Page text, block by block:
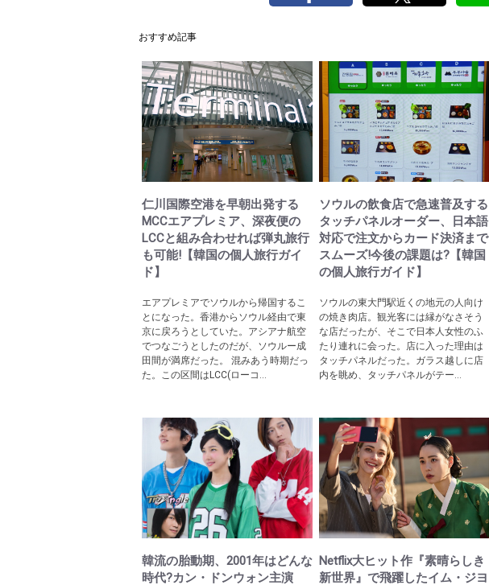
おすすめ記事
仁川国際空港を早朝出発する
MCCエアプレミア、深夜便の
LCCと組み合わせれば弾丸旅行
も可能!【韓国の個人旅行ガイ
ド】
エアプレミアでソウルから帰国するこ
とになった。香港からソウル経由で東
京に戻ろうとしていた。アシアナ航空
でつなごうとしたのだが、ソウルー成
田間が満席だった。 混みあう時期だっ
た。この区間はLCC(ローコ...
ソウルの飲食店で急速普及する
タッチパネルオーダー、日本語
対応で注文からカード決済まで
スムーズ!今後の課題は?【韓国
の個人旅行ガイド】
ソウルの東大門駅近くの地元の人向け
の焼き肉店。観光客には縁がなさそう
な店だったが、そこで日本人女性のふ
たり連れに会った。店に入った理由は
タッチパネルだった。ガラス越しに店
内を眺め、タッチパネルがテー...
韓流の胎動期、2001年はどんな
時代?カン・ドンウォン主演
Netflix大ヒット作『素晴らしき
新世界』で飛躍したイム・ジヨ